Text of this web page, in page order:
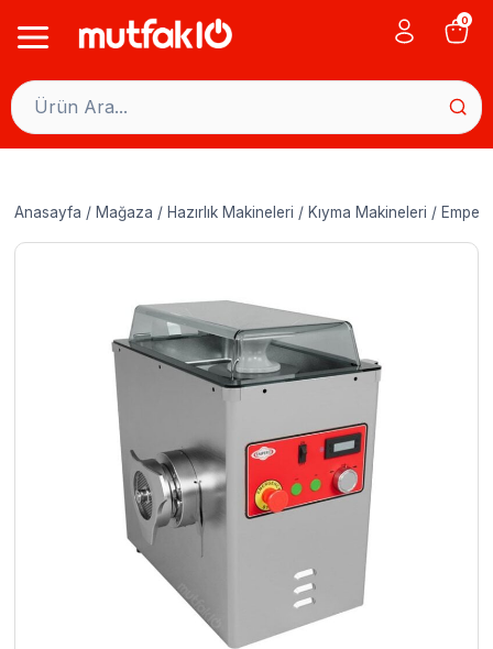
0
Anasayfa / Mağaza / Hazırlık Makineleri / Kıyma Makineleri /